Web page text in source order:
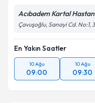
Kişisel
Metni'ni
kapsamda
Acıbadem Kartal
Çavuşoğlu, Sanayi Cd. No:1,
En Yakın Saatler
10 Ağu
09:00
10 Ağu
09:30